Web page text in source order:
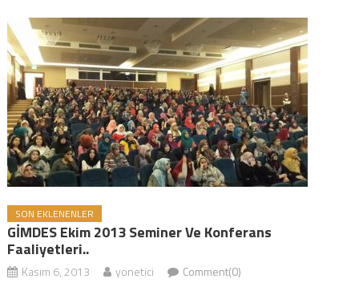
SON EKLENENLER
GİMDES Ekim 2013 Seminer Ve Konferans
Faaliyetleri..
Kasım 6, 2013 yonetici Comment(0)